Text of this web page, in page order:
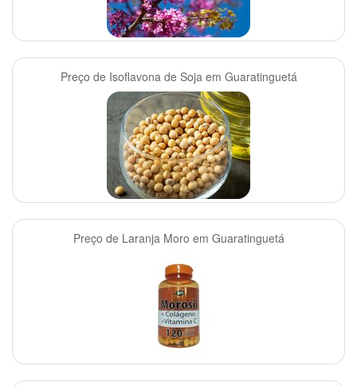
Preço de Isoflavona de Soja em Guaratinguetá
Preço de Laranja Moro em Guaratinguetá